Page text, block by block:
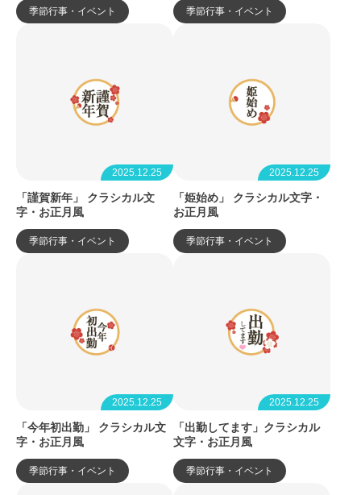
季節行事・イベント 季節行事・イベント
2025.12.25
「謹賀新年」 クラシカル文
字・お正月風
季節行事・イベント
2025.12.25
「姫始め」 クラシカル文字・
お正月風
季節行事・イベント
2025.12.25
「今年初出勤」 クラシカル文
字・お正月風
季節行事・イベント
2025.12.25
「出勤してます」クラシカル
文字・お正月風
季節行事・イベント